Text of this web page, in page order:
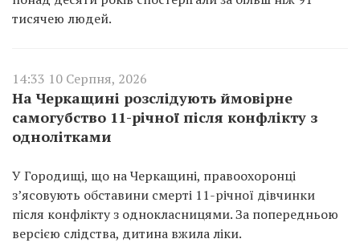
тисячею людей.
14:33 10 Серпня, 2026
На Черкащині розслідують ймовірне
самогубство 11-річної після конфлікту з
однолітками
У Городищі, що на Черкащині, правоохоронці
з’ясовують обставини смерті 11-річної дівчинки
після конфлікту з однокласницями. За попередньою
версією слідства, дитина вжила ліки.